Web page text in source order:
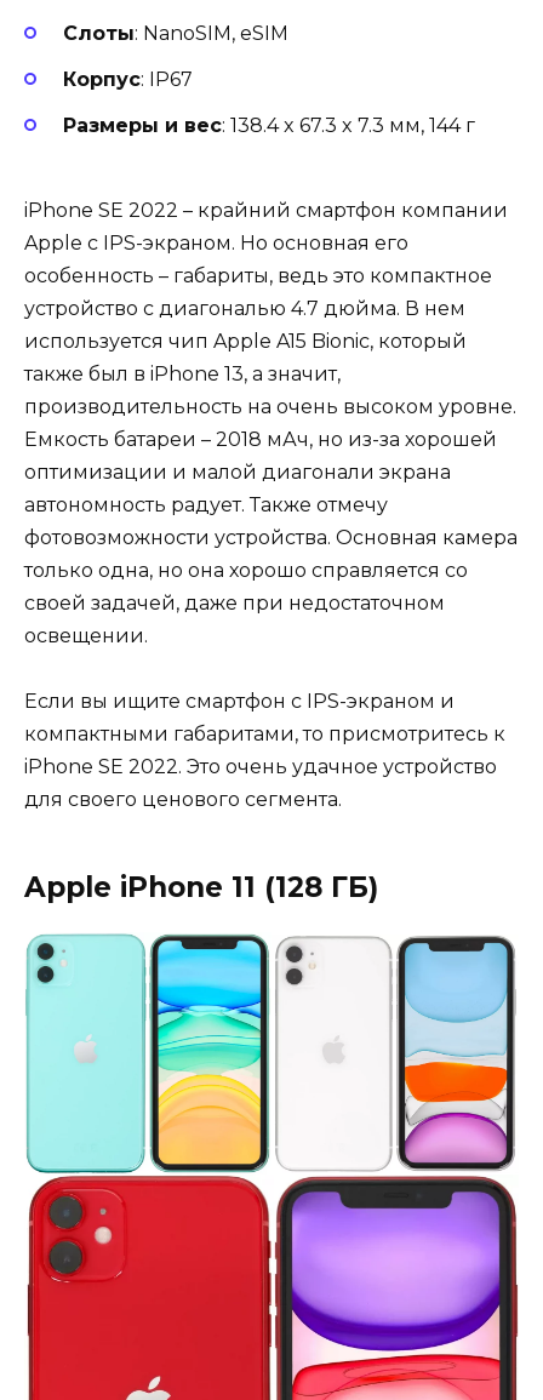
Слоты: NanoSIM, eSIM
Корпус: IP67
Размеры и вес: 138.4 x 67.3 x 7.3 мм, 144 г
iPhone SE 2022 – крайний смартфон компании
Apple с IPS-экраном. Но основная его
особенность – габариты, ведь это компактное
устройство с диагональю 4.7 дюйма. В нем
используется чип Apple A15 Bionic, который
также был в iPhone 13, а значит,
производительность на очень высоком уровне.
Емкость батареи – 2018 мАч, но из-за хорошей
оптимизации и малой диагонали экрана
автономность радует. Также отмечу
фотовозможности устройства. Основная камера
только одна, но она хорошо справляется со
своей задачей, даже при недостаточном
освещении.
Если вы ищите смартфон с IPS-экраном и
компактными габаритами, то присмотритесь к
iPhone SE 2022. Это очень удачное устройство
для своего ценового сегмента.
Apple iPhone 11 (128 ГБ)